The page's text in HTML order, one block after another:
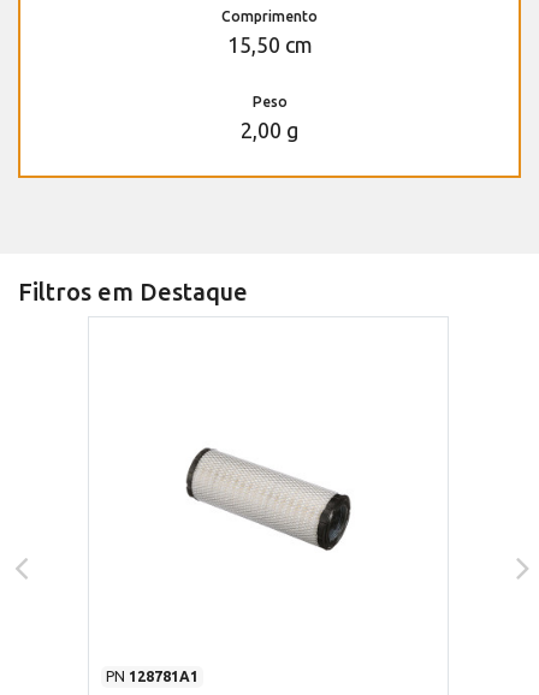
Comprimento
15,50 cm
Peso
2,00 g
Filtros em Destaque
PN 128781A1